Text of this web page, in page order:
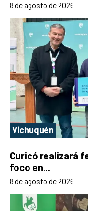
8 de agosto de 2026
Vichuquén
Curicó realizará
foco en...
8 de agosto de 2026